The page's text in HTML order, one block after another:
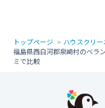
トップページ ハウスクリ
福島県西白河郡泉崎村のベラ
ミで比較